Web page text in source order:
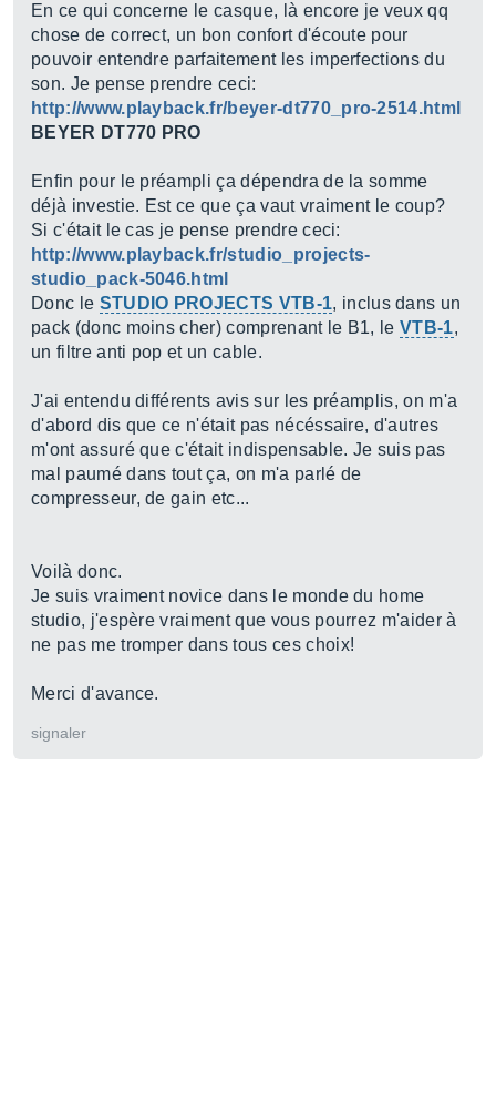
En ce qui concerne le casque, là encore je veux qq
chose de correct, un bon confort d'écoute pour
pouvoir entendre parfaitement les imperfections du
son. Je pense prendre ceci:
http://www.playback.fr/beyer-dt770_pro-2514.html
BEYER DT770 PRO
Enfin pour le préampli ça dépendra de la somme
déjà investie. Est ce que ça vaut vraiment le coup?
Si c'était le cas je pense prendre ceci:
http://www.playback.fr/studio_projects-
studio_pack-5046.html
Donc le STUDIO PROJECTS VTB-1, inclus dans un
pack (donc moins cher) comprenant le B1, leVTB-1,
un filtre anti pop et un cable.
J'ai entendu différents avis sur les préamplis, on m'a
d'abord dis que ce n'était pas nécéssaire, d'autres
m'ont assuré que c'était indispensable. Je suis pas
mal paumé dans tout ça, on m'a parlé de
compresseur, de gain etc...
Voilà donc.
Je suis vraiment novice dans le monde du home
studio, j'espère vraiment que vous pourrez m'aider à
ne pas me tromper dans tous ces choix!
Merci d'avance.
signaler